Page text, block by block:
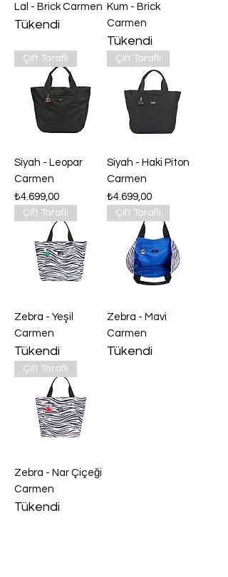
Lal - Brick Carmen
Tükendi
Kum - Brick
Carmen
Tükendi
Çift Taraflı
Siyah - Leopar
Carmen
Fiyat
₺4.699,00
Çift Taraflı
Siyah - Haki Piton
Carmen
Fiyat
₺4.699,00
Çift Taraflı
Zebra - Yeşil
Carmen
Tükendi
Çift Taraflı
Zebra - Mavi
Carmen
Tükendi
Çift Taraflı
Zebra - Nar Çiçeği
Carmen
Tükendi